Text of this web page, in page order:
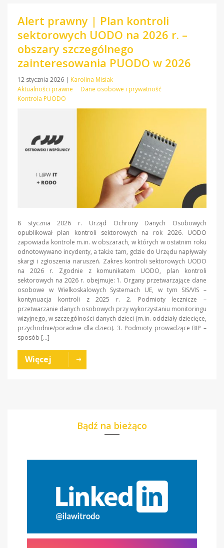
Alert prawny | Plan kontroli
sektorowych UODO na 2026 r. –
obszary szczególnego
zainteresowania PUODO w 2026
12 stycznia 2026 | Karolina Misiak
Aktualności prawne
Dane osobowe i prywatność
Kontrola PUODO
8 stycznia 2026 r. Urząd Ochrony Danych Osobowych
opublikował plan kontroli sektorowych na rok 2026. UODO
zapowiada kontrole m.in. w obszarach, w których w ostatnim roku
odnotowywano incydenty, a także tam, gdzie do Urzędu napływały
skargi i zgłoszenia naruszeń. Zakres kontroli sektorowych UODO
na 2026 r. Zgodnie z komunikatem UODO, plan kontroli
sektorowych na 2026 r. obejmuje: 1. Organy przetwarzające dane
osobowe w Wielkoskalowych Systemach UE, w tym SIS/VIS –
kontynuacja kontroli z 2025 r. 2. Podmioty lecznicze –
przetwarzanie danych osobowych przy wykorzystaniu monitoringu
wizyjnego, w szczególności danych dzieci (m.in. oddziały dziecięce,
przychodnie/poradnie dla dzieci). 3. Podmioty prowadzące BIP –
sposób […]
Więcej
Bądź na bieżąco